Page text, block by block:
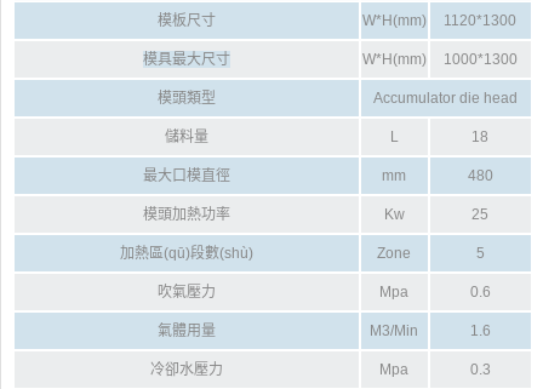
模板尺寸 W*H(mm) 1120*1300
模具最大尺寸 W*H(mm) 1000*1300
模頭類型 Accumulator die head
儲料量 L 18
最大口模直徑 mm 480
模頭加熱功率 Kw 25
加熱區(qū)段數(shù) Zone 5
吹氣壓力 Mpa 0.6
氣體用量 M3/Min 1.6
冷卻水壓力 Mpa 0.3